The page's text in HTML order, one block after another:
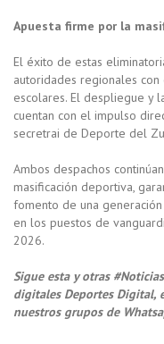
Apuesta firme por la
El éxito de estas
autoridades regionales
escolares. El despliegue y
cuentan con el impulso
secretrai de Deporte del
Ambos despachos
masificación deportiva,
fomento de una
en los puestos de
2026.
Sigue esta y otras
digitales Deportes Digital,
nuestros grupos de